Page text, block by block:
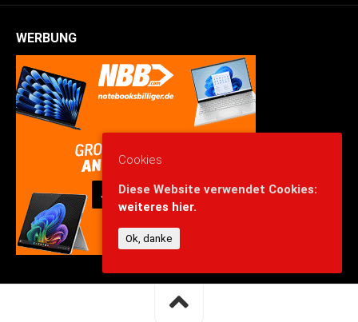
WERBUNG
Cookies
Diese Website verwendet Cookies:
weiteres hier.
Ok, danke